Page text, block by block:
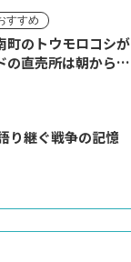
すすめ
町のトウモロコシが
の直売所は朝から長
り継ぐ戦争の記憶